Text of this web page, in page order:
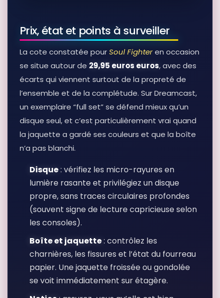
Prix, état et points à surveiller
La cote constatée pourSoul Fighteren occasion
se situe autour de 29,95 euros euros, avec des
écarts qui viennent surtout de la propreté de
l’ensemble et de la complétude. Sur Dreamcast,
un exemplaire “full set” se défend mieux qu’un
disque seul, et c’est particulièrement vrai quand
la jaquette a gardé ses couleurs et que la boîte
n’a pas blanchi.
Disque: vérifiez les micro-rayures en
lumière rasante et privilégiez un disque
propre, sans traces circulaires profondes
(souvent signe de lecture capricieuse selon
les consoles).
Boîte et jaquette: contrôlez les
charnières, les fissures et l’état du fourreau
papier. Une jaquette froissée ou gondolée
se voit immédiatement sur étagère.